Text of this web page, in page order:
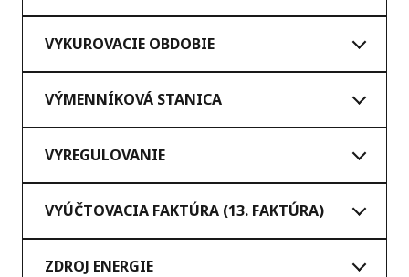
VYKUROVACIE OBDOBIE
VÝMENNÍKOVÁ STANICA
VYREGULOVANIE
VYÚČTOVACIA FAKTÚRA (13. FAKTÚRA)
ZDROJ ENERGIE